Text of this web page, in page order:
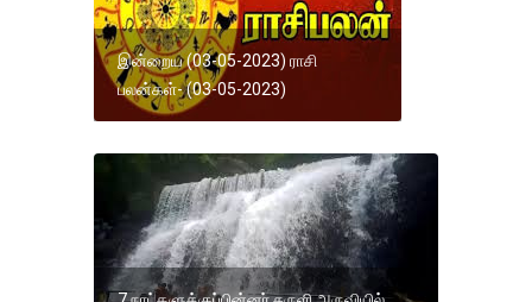
இன்றைய (03-05-2023) ராசி
பலன்கள்- (03-05-2023)